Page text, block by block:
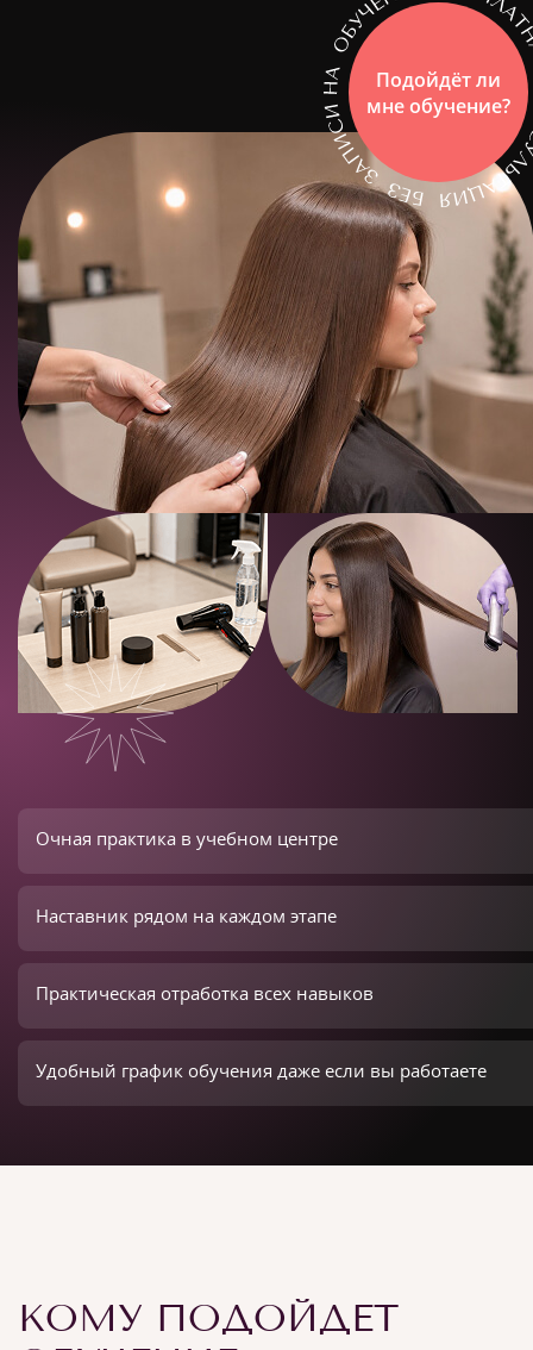
Подойдёт ли
мне обучение?
Очная практика в учебном центре
Наставник рядом на каждом этапе
Практическая отработка всех навыков
Удобный график обучения даже если вы работаете
КОМУ ПОДОЙДЕТ